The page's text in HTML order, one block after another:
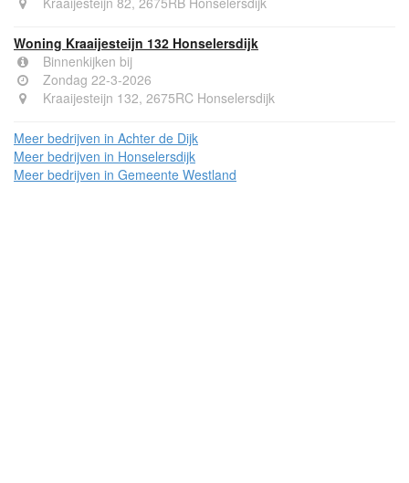
Woning Kraaijesteijn 132 Honselersdijk
Binnenkijken bij
Zondag 22-3-2026
Kraaijesteijn 132, 2675RC Honselersdijk
Meer bedrijven in Achter de Dijk
Meer bedrijven in Honselersdijk
Meer bedrijven in Gemeente Westland